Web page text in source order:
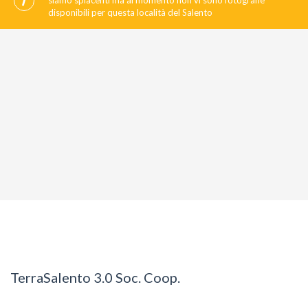
disponibili per questa località del Salento
TerraSalento 3.0 Soc. Coop.